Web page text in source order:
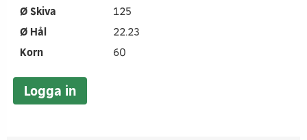
Ø Skiva
125
Ø Hål
22.23
Korn
60
Logga in